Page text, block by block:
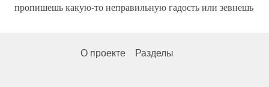
пропишешь какую-то неправильную гадость или зевнешь
О проекте Разделы